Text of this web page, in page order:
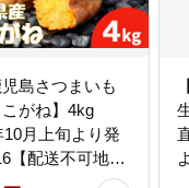
島さつまいも
こがね】4kg
10月上旬より発
【配送不可地
】